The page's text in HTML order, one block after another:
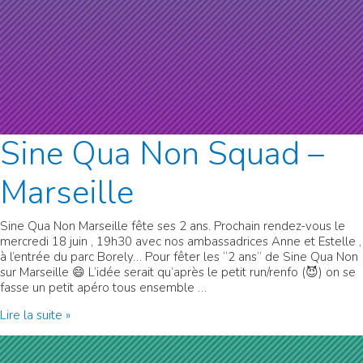
Sine Qua Non Squad –
Marseille
Sine Qua Non Marseille fête ses 2 ans. Prochain rendez-vous le
mercredi 18 juin , 19h30 avec nos ambassadrices Anne et Estelle ,
à l’entrée du parc Borely… Pour fêter les “2 ans” de Sine Qua Non
sur Marseille 😄 L’idée serait qu’après le petit run/renfo (😈) on se
fasse un petit apéro tous ensemble …
Sine
Non
Lire la suite »